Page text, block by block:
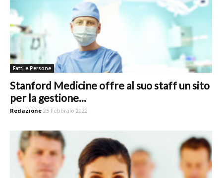
Fatti e Persone
Stanford Medicine offre al suo staff un sito
per la gestione...
Redazione 25 Febbraio 2022